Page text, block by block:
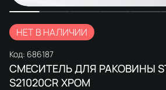
НЕТ В НАЛИЧИИ
Код: 686187
СМЕСИТЕЛЬ ДЛЯ РАКОВИНЫ
S21020CR ХРОМ